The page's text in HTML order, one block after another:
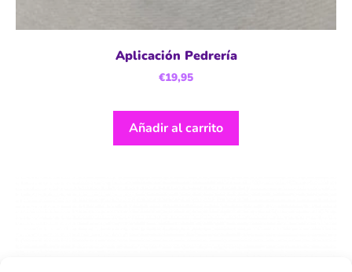
Aplicación Pedrería
€19,95
Añadir al carrito